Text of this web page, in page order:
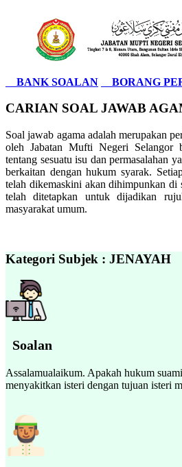
BANK SOALAN BORANG
CARIAN SOAL JAWAB
Soal jawab agama adalah merupakan
oleh Jabatan Mufti Negeri Selangor
tentang sesuatu isu dan permasalahan
berkaitan dengan hukum syarak.
telah dikemaskini akan dihimpunkan
telah ditetapkan untuk dijadikan
masyarakat umum.
Kategori Subjek : JENAYAH
Soalan
Assalamualaikum. Apakah hukum
menyakitkan isteri dengan tujuan isteri